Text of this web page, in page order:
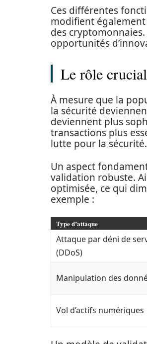
Ces différentes
modifient
des
opportunités
Le rôle
À mesure que la
la sécurité
deviennent plus
transactions plus
lutte pour la sécurité.
Un aspect
validation robuste.
optimisée, ce qui
exemple :
Type d’attaque
Attaque par déni de
(DDoS)
Manipulation des
Vol d’actifs numériques